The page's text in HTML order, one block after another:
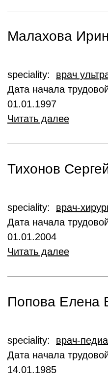
Малахова
speciality: врач
Дата начала
01.01.1997
Читать далее
Тихонов
speciality: врач-
Дата начала
01.01.2004
Читать далее
Попова Елена
speciality: врач-
Дата начала
14.01.1985